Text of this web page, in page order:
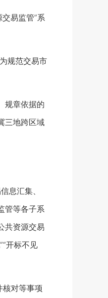
易监管”系
规范交易市
规章依据的
三地跨区域
息汇集、
管等各子系
共资源交易
开标不见
对等事项